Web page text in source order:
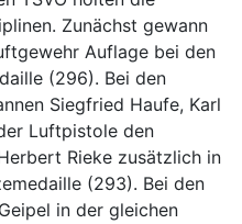
Zunächst gewann
Auflage bei den
(296). Bei den
Siegfried Haufe, Karl
Luftpistole den
Rieke zusätzlich in
(293). Bei den
in der gleichen